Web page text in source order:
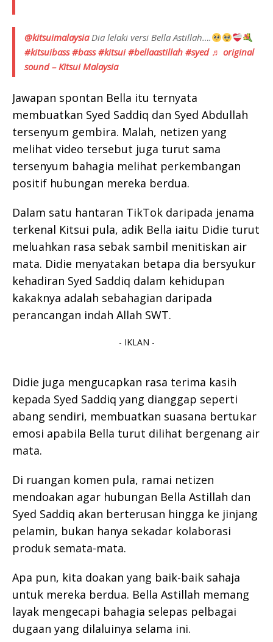
@kitsuimalaysiaDia lelaki versi Bella Astillah….
#kitsuibass #bass #kitsui #bellaastillah #syed ♬ original
sound – Kitsui Malaysia
Jawapan spontan Bella itu ternyata
membuatkan Syed Saddiq dan Syed Abdullah
tersenyum gembira. Malah, netizen yang
melihat video tersebut juga turut sama
tersenyum bahagia melihat perkembangan
positif hubungan mereka berdua.
Dalam satu hantaran TikTok daripada jenama
terkenal Kitsui pula, adik Bella iaitu Didie turut
meluahkan rasa sebak sambil menitiskan air
mata. Didie menyatakan betapa dia bersyukur
kehadiran Syed Saddiq dalam kehidupan
kakaknya adalah sebahagian daripada
perancangan indah Allah SWT.
- IKLAN -
Didie juga mengucapkan rasa terima kasih
kepada Syed Saddiq yang dianggap seperti
abang sendiri, membuatkan suasana bertukar
emosi apabila Bella turut dilihat bergenang air
mata.
Di ruangan komen pula, ramai netizen
mendoakan agar hubungan Bella Astillah dan
Syed Saddiq akan berterusan hingga ke jinjang
pelamin, bukan hanya sekadar kolaborasi
produk semata-mata.
Apa pun, kita doakan yang baik-baik sahaja
untuk mereka berdua. Bella Astillah memang
layak mengecapi bahagia selepas pelbagai
dugaan yang dilaluinya selama ini.